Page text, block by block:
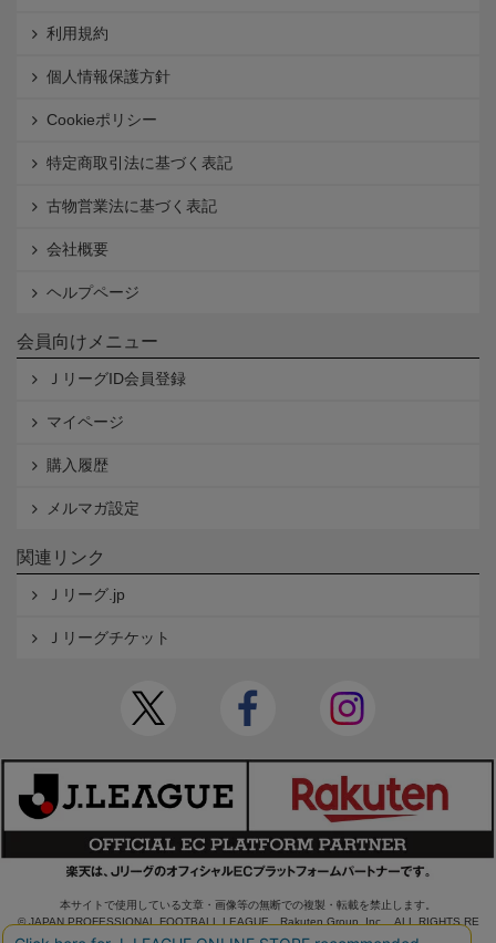
利用規約
個人情報保護方針
Cookieポリシー
特定商取引法に基づく表記
古物営業法に基づく表記
会社概要
ヘルプページ
会員向けメニュー
ＪリーグID会員登録
マイページ
購入履歴
メルマガ設定
関連リンク
Ｊリーグ.jp
Ｊリーグチケット
本サイトで使用している文章・画像等の無断での複製・転載を禁止します。
© JAPAN PROFESSIONAL FOOTBALL LEAGUE Rakuten Group, Inc. ALL RIGHTS RE
SERVED.